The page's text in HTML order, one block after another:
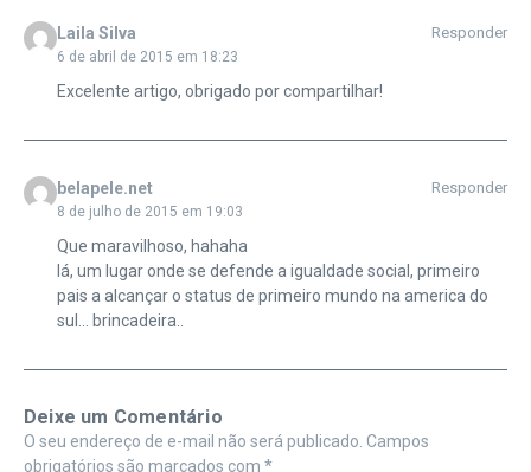
Laila Silva
6 de abril de 2015 em 18:23
Responder
Excelente artigo, obrigado por compartilhar!
belapele.net
8 de julho de 2015 em 19:03
Responder
Que maravilhoso, hahaha
lá, um lugar onde se defende a igualdade social, primeiro
pais a alcançar o status de primeiro mundo na america do
sul… brincadeira..
Deixe um Comentário
O seu endereço de e-mail não será publicado. Campos
obrigatórios são marcados com *